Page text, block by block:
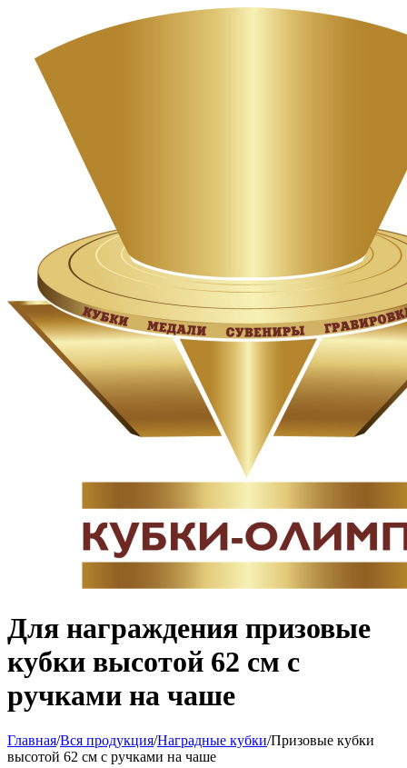
Для награждения призовые
кубки высотой 62 см с
ручками на чаше
Главная/Вся продукция/Наградные кубки/Призовые кубки
высотой 62 см с ручками на чаше